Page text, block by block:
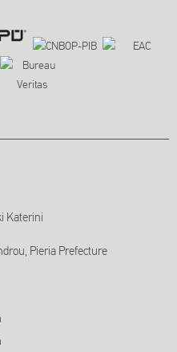
Katerini
Pieria Prefecture